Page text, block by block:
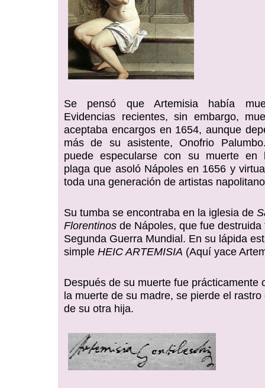
Se pensó que Artemisia había
Evidencias recientes, sin embargo,
aceptaba encargos en 1654, aunque
más de su asistente, Onofrio
puede especularse con su muerte en
plaga que asoló Nápoles en 1656 y
toda una generación de artistas
Su tumba se encontraba en la iglesia de
Florentinosde Nápoles, que fue destruida
Segunda Guerra Mundial. En su lápida
simpleHEIC ARTEMISIA(Aquí yace
Después de su muerte fue prácticamente
la muerte de su madre, se pierde el
de su otra hija.